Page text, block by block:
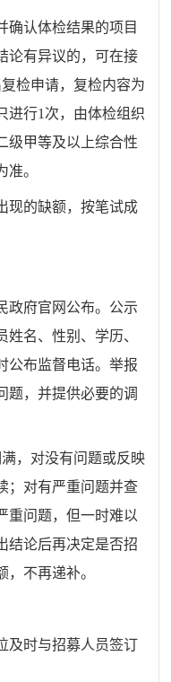
确认体检结果的项目
论有异议的，可在接
检申请，复检内容为
进行1次，由体检组织
级甲等及以上综合性
准。
现的缺额，按笔试成
政府官网 公布。公示
名、性别、学历、
公布监督电话。举报
题，并提供必要的调
，对没有问题或反映
；对有严重问题并查
重问题，但一时难以
结论后再决定是否招
不再递补。
及时与招募人员签订